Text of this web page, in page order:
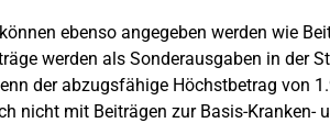
ebenso angegeben werden wie
werden als Sonderausgaben in der
der abzugsfähige Höchstbetrag von
nicht mit Beiträgen zur Basis-